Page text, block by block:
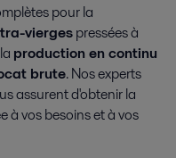
pour la
viergespressées à
production en continu
brute. Nos experts
assurent d'obtenir la
à vos besoins et à vos